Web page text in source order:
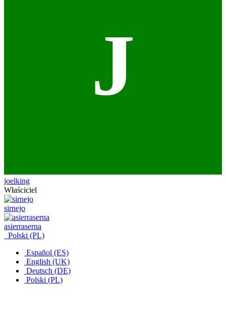
J
joelking
Właściciel
sirnejo
asierraserna
Polski (PL)
Español (ES)
English (UK)
Deutsch (DE)
Polski (PL)